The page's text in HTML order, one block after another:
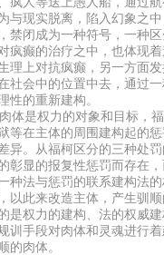
与现实脱离，陷入幻象之
禁闭成为一种符号，一种
疯癫的治疗之中，也体现
理上对抗疯癫，另一方面
社会中的位置中去，通过
性的重新建构。
是权力的对象和目标，
等在主体的周围建构起的
异。从福柯区分的三种处
彰显的报复性惩罚而存在
种法与惩罚的联系建构法
以此来改造主体，产生驯
是权力的建构、法的权威
训手段对肉体和灵魂进行
的肉体。